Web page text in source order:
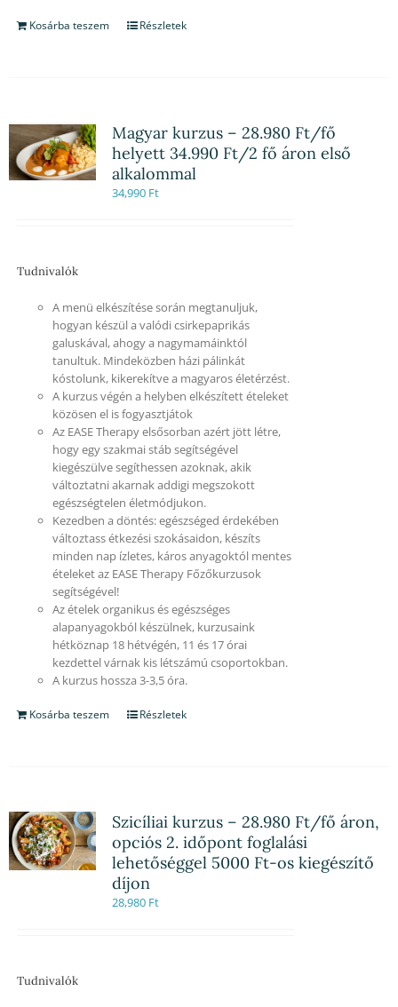
Kosárba teszem Részletek
Magyar kurzus – 28.980 Ft/fő
helyett 34.990 Ft/2 fő áron első
alkalommal
34,990 Ft
Tudnivalók
A menü elkészítése során megtanuljuk,
hogyan készül a valódi csirkepaprikás
galuskával, ahogy a nagymamáinktól
tanultuk. Mindeközben házi pálinkát
kóstolunk, kikerekítve a magyaros életérzést.
A kurzus végén a helyben elkészített ételeket
közösen el is fogyasztjátok
Az EASE Therapy elsősorban azért jött létre,
hogy egy szakmai stáb segítségével
kiegészülve segíthessen azoknak, akik
változtatni akarnak addigi megszokott
egészségtelen életmódjukon.
Kezedben a döntés: egészséged érdekében
változtass étkezési szokásaidon, készíts
minden nap ízletes, káros anyagoktól mentes
ételeket az EASE Therapy Főzőkurzusok
segítségével!
Az ételek organikus és egészséges
alapanyagokból készülnek, kurzusaink
hétköznap 18 hétvégén, 11 és 17 órai
kezdettel várnak kis létszámú csoportokban.
A kurzus hossza 3-3,5 óra.
Kosárba teszem Részletek
Szicíliai kurzus – 28.980 Ft/fő áron,
opciós 2. időpont foglalási
lehetőséggel 5000 Ft-os kiegészítő
díjon
28,980 Ft
Tudnivalók